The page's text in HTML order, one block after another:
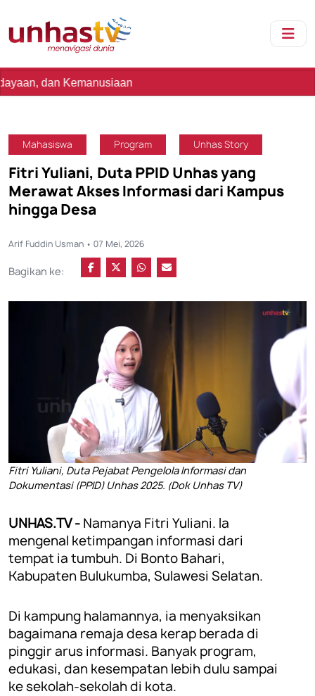
Mahasiswa Program Unhas Story
Fitri Yuliani, Duta PPID Unhas yang
Merawat Akses Informasi dari Kampus
hingga Desa
Arif Fuddin Usman • 07 Mei, 2026
Bagikan ke:
Fitri Yuliani, Duta Pejabat Pengelola Informasi dan
Dokumentasi (PPID) Unhas 2025. (Dok Unhas TV)
UNHAS.TV - Namanya Fitri Yuliani. Ia
mengenal ketimpangan informasi dari
tempat ia tumbuh. Di Bonto Bahari,
Kabupaten Bulukumba, Sulawesi Selatan.
Di kampung halamannya, ia menyaksikan
bagaimana remaja desa kerap berada di
pinggir arus informasi. Banyak program,
edukasi, dan kesempatan lebih dulu sampai
ke sekolah-sekolah di kota.